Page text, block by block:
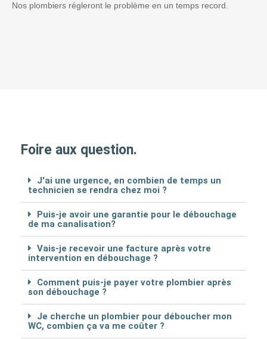
Nos plombiers régleront le problème en un temps record.
Foire aux question.
J'ai une urgence, en combien de temps un
technicien se rendra chez moi ?
Puis-je avoir une garantie pour le débouchage
de ma canalisation?
Vais-je recevoir une facture après votre
intervention en débouchage ?
Comment puis-je payer votre plombier après
son débouchage ?
Je cherche un plombier pour déboucher mon
WC, combien ça va me coûter ?